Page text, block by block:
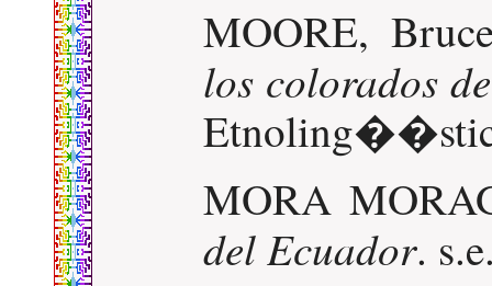
MOORE,
los colorados
MORA
del Ecuador.